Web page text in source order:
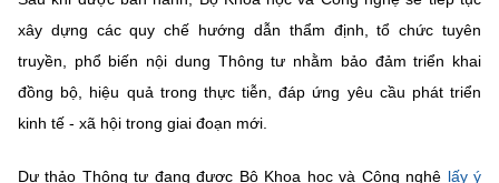
xây dựng các quy chế hướng dẫn thẩm định, tổ chức tuyên
truyền, phổ biến nội dung Thông tư nhằm bảo đảm triển khai
đồng bộ, hiệu quả trong thực tiễn, đáp ứng yêu cầu phát triển
kinh tế - xã hội trong giai đoạn mới.
Dự thảo Thông tư đang được Bộ Khoa học và Công nghệ lấy ý